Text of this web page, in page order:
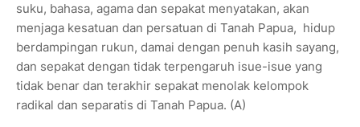
suku, bahasa, agama dan sepakat menyatakan, akan
menjaga kesatuan dan persatuan di Tanah Papua, hidup
berdampingan rukun, damai dengan penuh kasih sayang,
dan sepakat dengan tidak terpengaruh isue-isue yang
tidak benar dan terakhir sepakat menolak kelompok
radikal dan separatis di Tanah Papua. (A)